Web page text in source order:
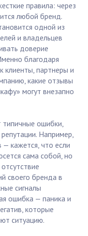
правила: через
любой бренд.
одной из
и владельцев
доверие
благодаря
клиенты, партнеры и
какие отзывы
могут внезапно
типичные ошибки,
Например,
— кажется, что если
сама собой, но
своего бренда в
сигналы
ошибка — паника и
которые
ситуацию.